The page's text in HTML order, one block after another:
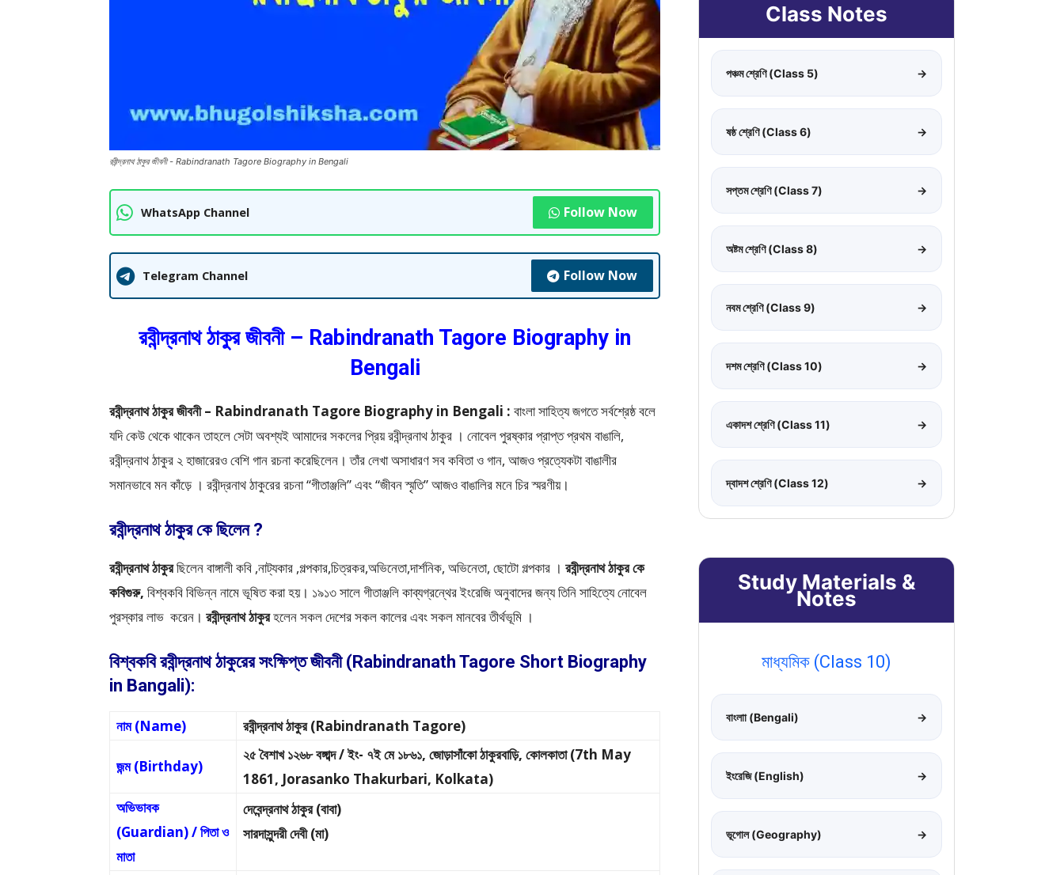
রবীন্দ্রনাথ ঠাকুর জীবনী - Rabindranath Tagore Biography in Bengali
WhatsApp Channel Follow Now
Telegram Channel Follow Now
রবীন্দ্রনাথ ঠাকুর জীবনী – Rabindranath Tagore Biography in
Bengali
রবীন্দ্রনাথ ঠাকুর জীবনী – Rabindranath Tagore Biography in Bengali : বাংলা সাহিত্য জগতে সর্বশ্রেষ্ঠ বলে
যদি কেউ থেকে থাকেন তাহলে সেটা অবশ্যই আমাদের সকলের প্রিয় রবীন্দ্রনাথ ঠাকুর । নোবেল পুরষ্কার প্রাপ্ত প্রথম বাঙালি,
রবীন্দ্রনাথ ঠাকুর ২ হাজারেরও বেশি গান রচনা করেছিলেন। তাঁর লেখা অসাধারণ সব কবিতা ও গান, আজও প্রত্যেকটা বাঙালীর
সমানভাবে মন কাঁড়ে । রবীন্দ্রনাথ ঠাকুরের রচনা “গীতাঞ্জলি” এবং “জীবন স্মৃতি” আজও বাঙালির মনে চির স্মরণীয়।
রবীন্দ্রনাথ ঠাকুর কে ছিলেন ?
রবীন্দ্রনাথ ঠাকুরছিলেন বাঙ্গালী কবি ,নাট্যকার ,গল্পকার,চিত্রকর,অভিনেতা,দার্শনিক, অভিনেতা, ছোটো গল্পকার । রবীন্দ্রনাথ ঠাকুর কে
কবিগুরু, বিশ্বকবি বিভিন্ন নামে ভূষিত করা হয়। ১৯১৩ সালে গীতাঞ্জলি কাব্যগ্রন্থের ইংরেজি অনুবাদের জন্য তিনি সাহিত্যে নোবেল
পুরস্কার লাভ করেন। রবীন্দ্রনাথ ঠাকুরহলেন সকল দেশের সকল কালের এবং সকল মানবের তীর্থভূমি ।
বিশ্বকবি রবীন্দ্রনাথ ঠাকুরের সংক্ষিপ্ত জীবনী (Rabindranath Tagore Short Biography
in Bangali):
নাম (Name) রবীন্দ্রনাথ ঠাকুর (Rabindranath Tagore)
জন্ম (Birthday)
২৫ বৈশাখ ১২৬৮ বঙ্গাব্দ / ইং- ৭ই মে ১৮৬১, জোড়াসাঁকো ঠাকুরবাড়ি, কোলকাতা (7th May
1861, Jorasanko Thakurbari, Kolkata)
অভিভাবক
(Guardian) / পিতা ও
মাতা
দেবেন্দ্রনাথ ঠাকুর (বাবা)
সারদাসুন্দরী দেবী (মা)
Class Notes
পঞ্চম শ্রেণি (Class 5) →
ষষ্ঠ শ্রেণি (Class 6) →
সপ্তম শ্রেণি (Class 7) →
অষ্টম শ্রেণি (Class 8) →
নবম শ্রেণি (Class 9) →
দশম শ্রেণি (Class 10) →
একাদশ শ্রেণি (Class 11) →
দ্বাদশ শ্রেণি (Class 12) →
Study Materials &
Notes
মাধ্যমিক (Class 10)
বাংলাা (Bengali) →
ইংরেজি (English) →
ভূগোল (Geography) →